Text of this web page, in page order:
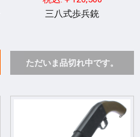
三八式歩兵銃
ただいま品切れ中です。